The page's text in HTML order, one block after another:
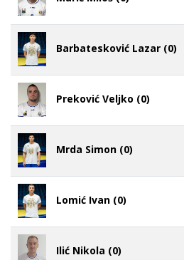
Barbatesković Lazar (0)
Preković Veljko (0)
Mrda Simon (0)
Lomić Ivan (0)
Ilić Nikola (0)